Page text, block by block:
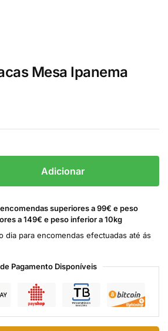
Mesa Ipanema
Adicionar
superiores a 99€ e peso
a 149€ e peso inferior a 10kg
dia para encomendas efectuadas até ás
Pagamento Disponíveis